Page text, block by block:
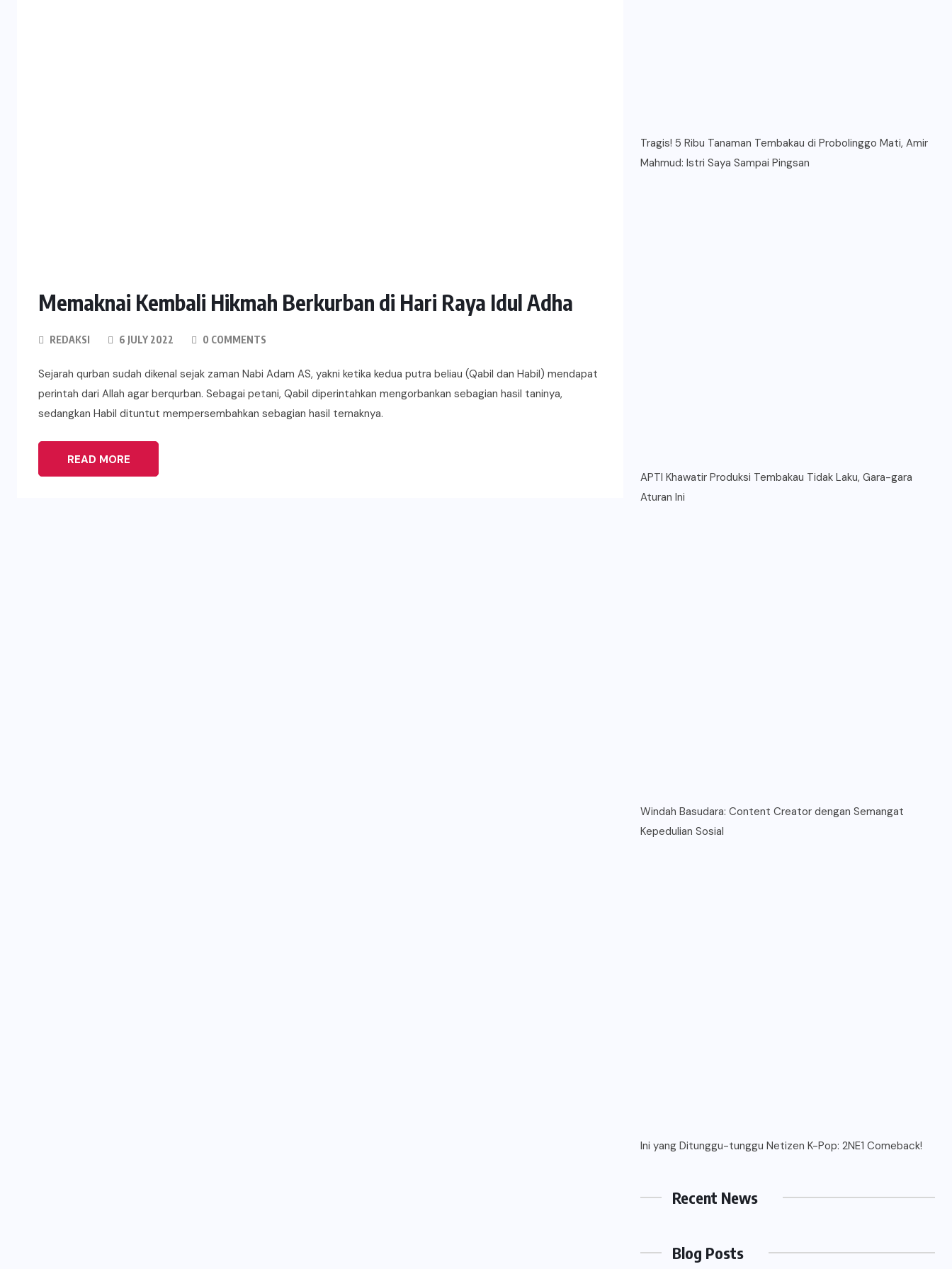
Memaknai Kembali Hikmah Berkurban di Hari Raya Idul Adha
REDAKSI 6 JULY 2022 0 COMMENTS
Sejarah qurban sudah dikenal sejak zaman Nabi Adam AS, yakni ketika kedua putra beliau (Qabil dan Habil) mendapat
perintah dari Allah agar berqurban. Sebagai petani, Qabil diperintahkan mengorbankan sebagian hasil taninya,
sedangkan Habil dituntut mempersembahkan sebagian hasil ternaknya.
READ MORE
Tragis! 5 Ribu Tanaman Tembakau di Probolinggo Mati, Amir
Mahmud: Istri Saya Sampai Pingsan
APTI Khawatir Produksi Tembakau Tidak Laku, Gara-gara
Aturan Ini
Windah Basudara: Content Creator dengan Semangat
Kepedulian Sosial
Ini yang Ditunggu-tunggu Netizen K-Pop: 2NE1 Comeback!
Recent News
Blog Posts